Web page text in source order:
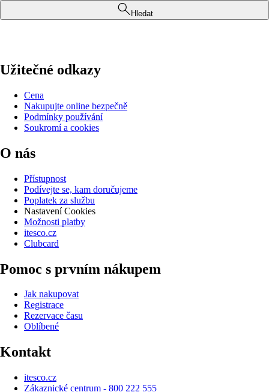
Hledat
Užitečné odkazy
Cena
Nakupujte online bezpečně
Podmínky používání
Soukromí a cookies
O nás
Přístupnost
Podívejte se, kam doručujeme
Poplatek za službu
Nastavení Cookies
Možnosti platby
itesco.cz
Clubcard
Pomoc s prvním nákupem
Jak nakupovat
Registrace
Rezervace času
Oblíbené
Kontakt
itesco.cz
Zákaznické centrum - 800 222 555